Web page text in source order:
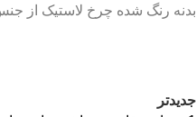
بدنه رنگ شده چرخ لاستیک از
جدیدتر